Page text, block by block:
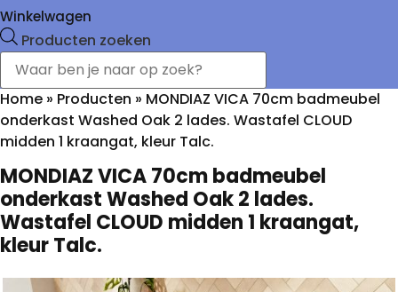
Winkelwagen
Producten zoeken
Home » Producten » MONDIAZ VICA 70cm badmeubel
onderkast Washed Oak 2 lades. Wastafel CLOUD
midden 1 kraangat, kleur Talc.
MONDIAZ VICA 70cm badmeubel
onderkast Washed Oak 2 lades.
Wastafel CLOUD midden 1 kraangat,
kleur Talc.